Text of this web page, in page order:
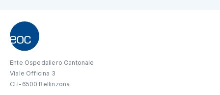
Ente Ospedaliero Cantonale
Viale Officina 3
CH-6500 Bellinzona